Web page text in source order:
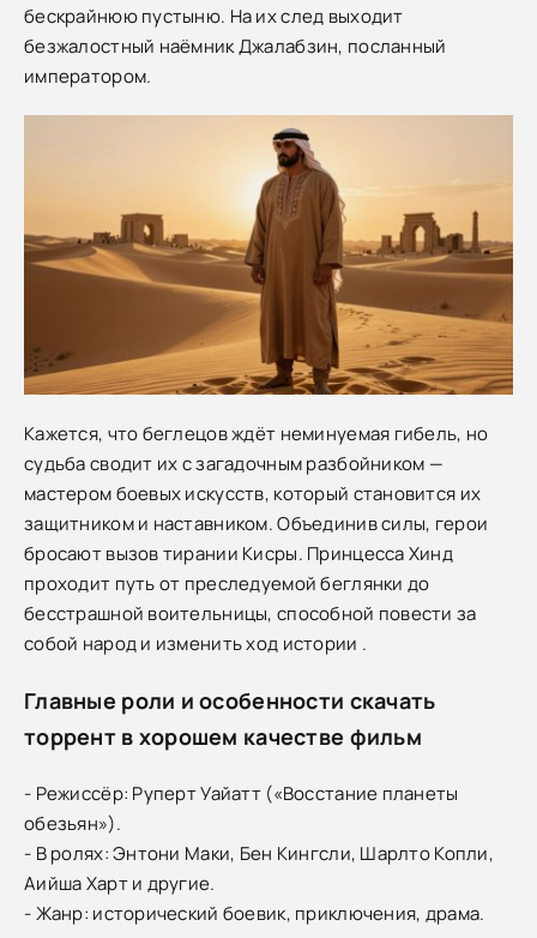
бескрайнюю пустыню. На их след выходит
безжалостный наёмник Джалабзин, посланный
императором.
Кажется, что беглецов ждёт неминуемая гибель, но
судьба сводит их с загадочным разбойником —
мастером боевых искусств, который становится их
защитником и наставником. Объединив силы, герои
бросают вызов тирании Кисры. Принцесса Хинд
проходит путь от преследуемой беглянки до
бесстрашной воительницы, способной повести за
собой народ и изменить ход истории .
Главные роли и особенности скачать
торрент в хорошем качестве фильм
- Режиссёр: Руперт Уайатт («Восстание планеты
обезьян»).
- В ролях: Энтони Маки, Бен Кингсли, Шарлто Копли,
Аийша Харт и другие.
- Жанр: исторический боевик, приключения, драма.